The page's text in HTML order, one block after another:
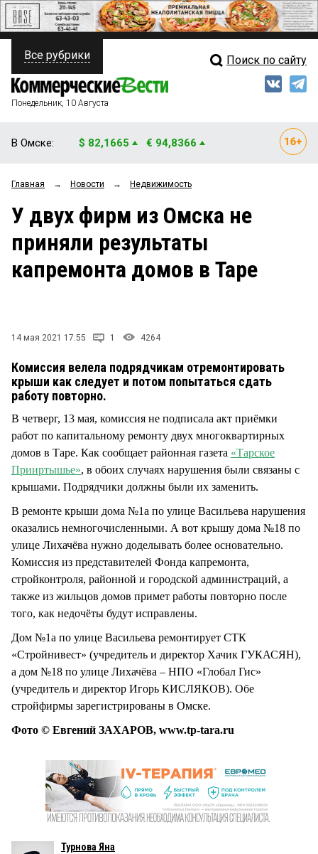
ПОЛИТИКА
ФИНАНСЫ
ОБЩЕСТВО
ЗАКОН
НОВОСТИ КОМПАНИЙ
Свежий выпуск
Мнения
Рейтинги
Блоги
Архив
Все рубрики Поиск по сайту
Понедельник, 10 Августа
В Омске: $ 82,1665 € 94,8366
Главная → Новости → Недвижимость
У двух фирм из Омска не
приняли результаты
капремонта домов в Таре
14 мая 2021 17:55 1 4264
Комиссия велела подрядчикам отремонтировать
крыши как следует и потом попытаться сдать
работу повторно.
В четверг, 13 мая, комиссия не подписала акт приёмки
работ по капитальному ремонту двух многоквартирных
домов в Таре. Как сообщает районная газета «Тарское
Прииртышье», в обоих случаях нарушения были связаны с
крышами. Подрядчики должны были их заменить.
В ремонте крыши дома №1а по улице Васильева нарушения
оказались немногочисленными. А вот крышу дома №18 по
улице Лихачёва нужно доделывать более основательно.
Комиссия из представителей Фонда капремонта,
стройконтроля, районной и городской администраций, а
также из жильцов домов примет работы повторно после
того, как недочёты будут исправлены.
Дом №1а по улице Васильева ремонтирует СТК
«Стройнивест» (учредитель и директор Хачик ГУКАСЯН),
а дом №18 по улице Лихачёва – НПО «Глобал Гис»
(учредитель и директор Игорь КИСЛЯКОВ). Обе
стройфирмы зарегистрированы в Омске.
Фото © Евгений ЗАХАРОВ, www.tp-tara.ru
Турнова Яна